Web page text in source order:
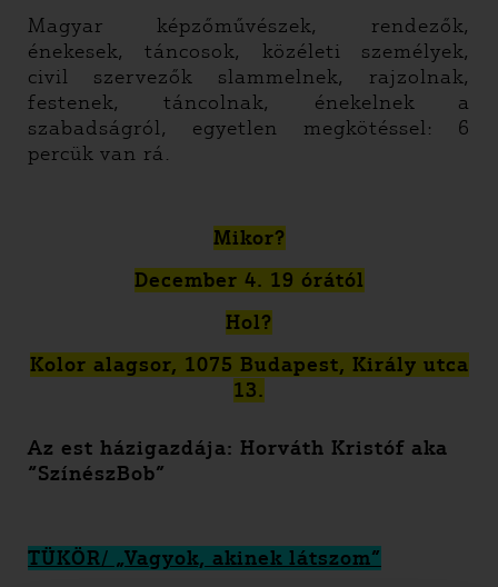
Magyar képzőművészek, rendezők,
énekesek, táncosok, közéleti személyek,
civil szervezők slammelnek, rajzolnak,
festenek, táncolnak, énekelnek a
szabadságról, egyetlen megkötéssel: 6
percük van rá.
Mikor?
December 4. 19 órától
Hol?
Kolor alagsor, 1075 Budapest, Király utca
13.
Az est házigazdája: Horváth Kristóf aka
“SzínészBob”
TÜKÖR/ „Vagyok, akinek látszom”